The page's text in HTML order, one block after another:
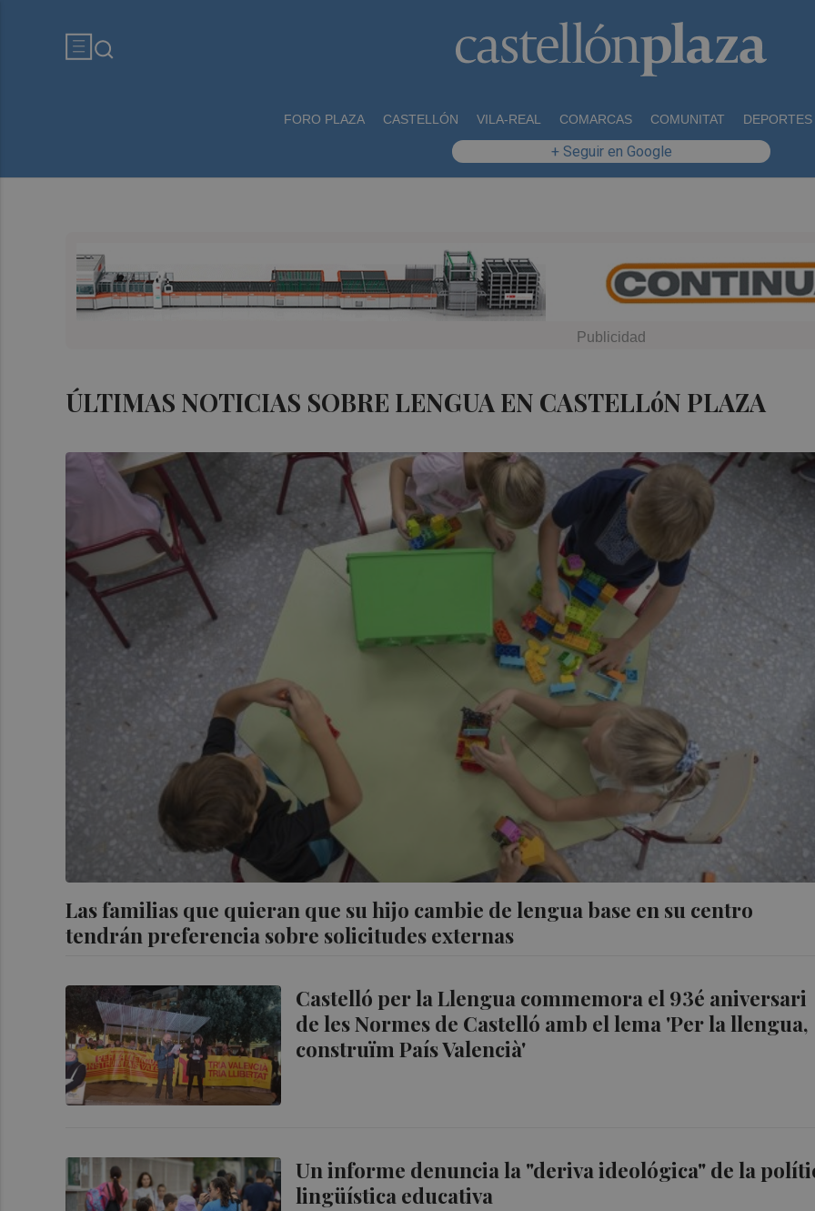
FORO PLAZA CASTELLÓN VILA-REAL COMARCAS COMUNITAT DEPORTES
+ Seguir en Google
ÚLTIMAS NOTICIAS SOBRE LENGUA EN CASTELLóN PLAZA
Las familias que quieran que su hijo cambie de lengua base en su centro
tendrán preferencia sobre solicitudes externas
Castelló per la Llengua commemora el 93é aniversari
de les Normes de Castelló amb el lema 'Per la llengua,
construïm País Valencià'
Un informe denuncia la "deriva ideológica" de la
lingüística educativa